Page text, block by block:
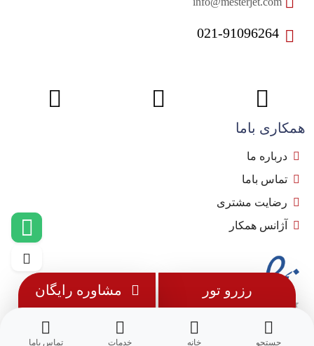
جستجو خانه خدمات تماس باما
رزرو تور مشاوره رایگان
021-91096264
همکاری باما
درباره ما
تماس باما
رضایت مشتری
آژانس همکار